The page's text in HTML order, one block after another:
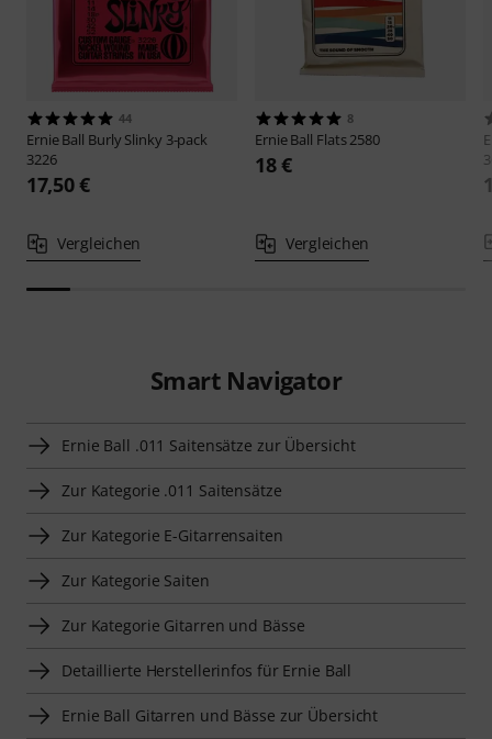
44
Ernie Ball Burly Slinky 3-pack
3226
17,50 €
Vergleichen
8
Ernie Ball Flats 2580
18 €
Vergleichen
Smart Navigator
Ernie Ball .011 Saitensätze zur Übersicht
Zur Kategorie .011 Saitensätze
Zur Kategorie E-Gitarrensaiten
Zur Kategorie Saiten
Zur Kategorie Gitarren und Bässe
Detaillierte Herstellerinfos für Ernie Ball
Ernie Ball Gitarren und Bässe zur Übersicht